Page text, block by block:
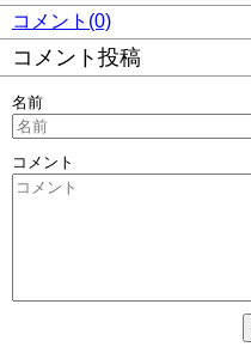
コメント(0)
コメント投稿
名前
コメント